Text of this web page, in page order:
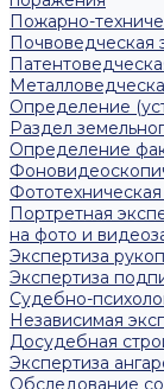
Пожарно-
Почвоведческая
Определение
Раздел
Определение
Портретная
на фото и
Экспертиза
Экспертиза
Судебно-
Независимая
Досудебная
Экспертиза
Обследование